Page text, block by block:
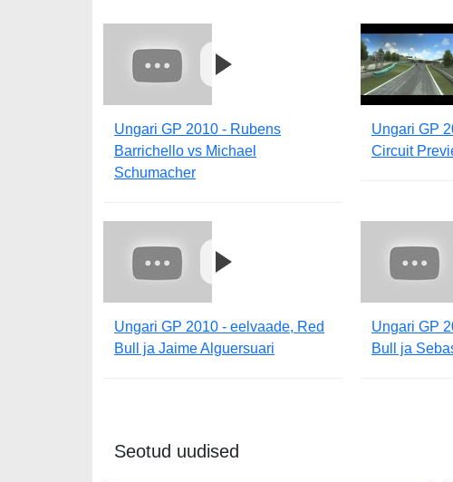
Ungari GP 2010 - Rubens
Barrichello vs Michael
Schumacher
Ungari GP
Circuit
Ungari GP 2010 - eelvaade, Red
Bull ja Jaime Alguersuari
Ungari GP
Bull ja
Seotud uudised